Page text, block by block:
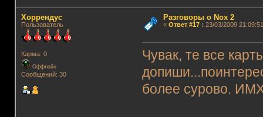
Хоррендус
Пользователь
Карма: 0
Оффлайн
Сообщений: 30
Разговоры о Nox 2
« Ответ #17: 23/03/2009
Чувак, те все
более сурово.